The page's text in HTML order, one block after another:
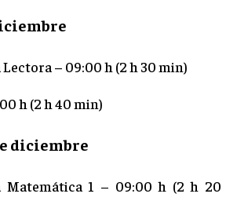
– 09:00 h (2 h 30 min)
h (2 h 40 min)
diciembre
Matemática 1 – 09:00 h (2 h 20